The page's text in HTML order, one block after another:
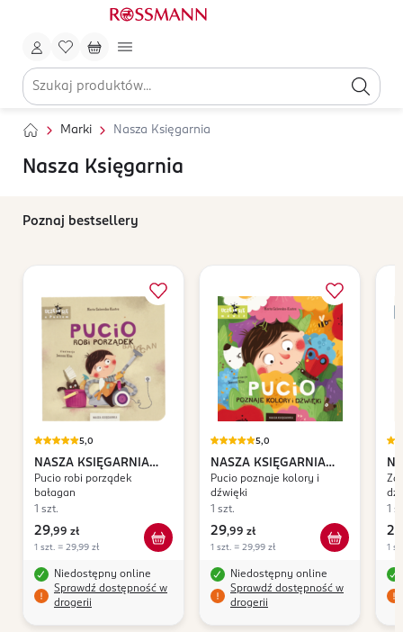
Marki Nasza Księgarnia
Nasza Księgarnia
Poznaj bestsellery
5,0
NASZA KSIĘGARNIA
Marta Galewska-Kustra
Pucio robi porządek
bałagan
1 szt.
29,99 zł
1 szt. = 29,99 zł
Niedostępny online
Sprawdź dostępność w
drogerii
5,0
NASZA KSIĘGARNIA
Marta Galewska-Kustra
Pucio poznaje kolory i
dźwięki
1 szt.
29,99 zł
1 szt. = 29,99 zł
Niedostępny online
Sprawdź dostępność w
drogerii
1
29
1